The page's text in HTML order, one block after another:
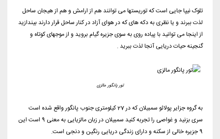
تلوک نیپا جایی است که توریستها می توانند هم از ارامش و هم از هیجان ساحل
لذت ببرند و یا نظری به دکه های که در هوای آزاد در کنار ساحل قرار دارند بیندازید
از اینجا می توانید با پیاده روی به سوی جزیره گیام بروید و از موجهای کوتاه و
گنجینه حیات دریایی آنجا لذت ببرید .
تور پانگور مالزی
به گروه جزایر پولائو سمبیلان که در 27 کیلومتری جنوب پانگور واقع شده است
سری بزنید و غواصی را تجربه کنید سمبیلان در زبان مالزیایی به معنی 9 است این
9 جزیره خالی از سکنه و دارای زندگی دریایی رنگین و دنجی است.